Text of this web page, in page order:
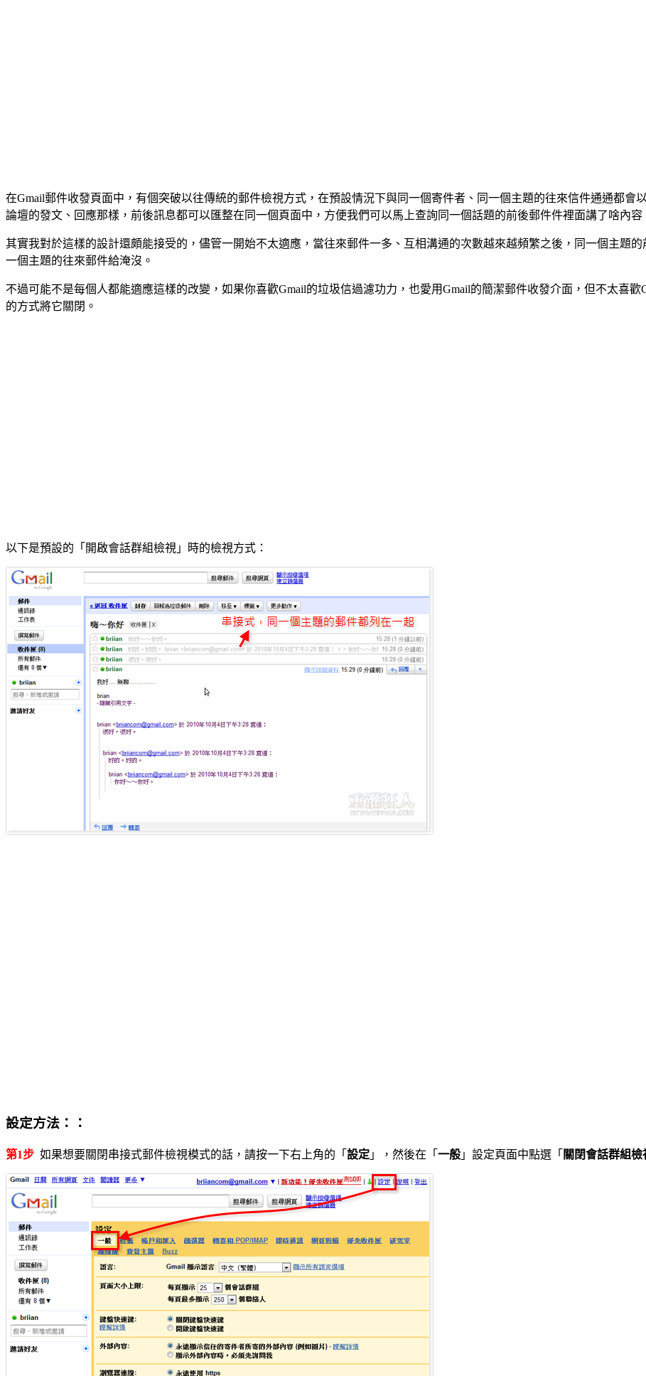
在Gmail郵件收發頁面中，有個突破以往傳統的郵件檢視方式，在預設情況下與同一個寄件者、同一個主題的往來信件通通都
論壇的發文、回應那樣，前後訊息都可以匯整在同一個頁面中，方便我們可以馬上查詢同一個話題的前後郵件件裡面講了啥內容
其實我對於這樣的設計還頗能接受的，儘管一開始不太適應，當往來郵件一多、互相溝通的次數越來越頻繁之後，同一個主題
一個主題的往來郵件給淹沒。
不過可能不是每個人都能適應這樣的改變，如果你喜歡Gmail的垃圾信過濾功力，也愛用Gmail的簡潔郵件收發介面，但不太喜
的方式將它關閉。
以下是預設的「開啟會話群組檢視」時的檢視方式：
設定方法：：
第1步 如果想要關閉串接式郵件檢視模式的話，請按一下右上角的「 設定 」，然後在「 一般 」設定頁面中點選「 關閉會話群組檢